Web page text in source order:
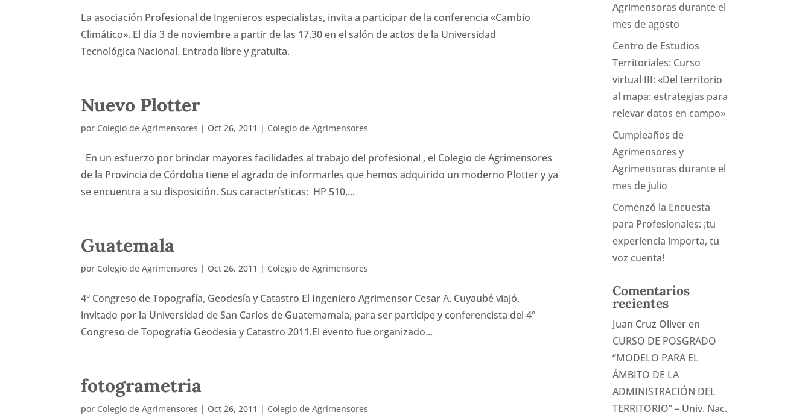
La asociación Profesional de Ingenieros especialistas, invita a participar de la conferencia «Cambio
Climático». El día 3 de noviembre a partir de las 17.30 en el salón de actos de la Universidad
Tecnológica Nacional. Entrada libre y gratuita.
Nuevo Plotter
por Colegio de Agrimensores | Oct 26, 2011 | Colegio de Agrimensores
En un esfuerzo por brindar mayores facilidades al trabajo del profesional , el Colegio de Agrimensores
de la Provincia de Córdoba tiene el agrado de informarles que hemos adquirido un moderno Plotter y ya
se encuentra a su disposición. Sus características: HP 510,...
Guatemala
por Colegio de Agrimensores | Oct 26, 2011 | Colegio de Agrimensores
4º Congreso de Topografía, Geodesía y Catastro El Ingeniero Agrimensor Cesar A. Cuyaubé viajó,
invitado por la Universidad de San Carlos de Guatemamala, para ser partícipe y conferencista del 4º
Congreso de Topografía Geodesia y Catastro 2011.El evento fue organizado...
fotogrametria
por Colegio de Agrimensores | Oct 26, 2011 | Colegio de Agrimensores
Agrimensoras durante el
mes de agosto
Centro de Estudios
Territoriales: Curso
virtual III: «Del territorio
al mapa: estrategias para
relevar datos en campo»
Cumpleaños de
Agrimensores y
Agrimensoras durante el
mes de julio
Comenzó la Encuesta
para Profesionales: ¡tu
experiencia importa, tu
voz cuenta!
Comentarios
recientes
Juan Cruz Oliver en
CURSO DE POSGRADO
“MODELO PARA EL
ÁMBITO DE LA
ADMINISTRACIÓN DEL
TERRITORIO” – Univ. Nac.